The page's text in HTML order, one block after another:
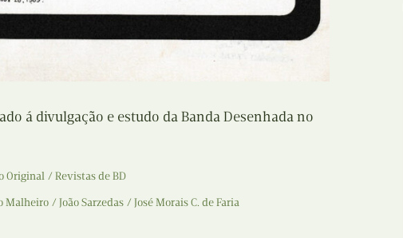
Publicações em periódicos
á divulgação e estudo da Banda Desenhada no
Original
Revistas de BD
Malheiro João Sarzedas José Morais C. de Faria